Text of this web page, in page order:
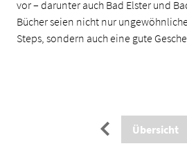
vor – darunter auch Bad Elster und
Bücher seien nicht nur
Steps, sondern auch eine gute
← Übersicht